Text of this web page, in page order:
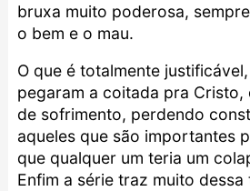
bruxa muito poderosa,
o bem e o mau.
O que é totalmente
pegaram a coitada pra Cristo,
de sofrimento, perdendo
aqueles que são importantes
que qualquer um teria um
Enfim a série traz muito dessa